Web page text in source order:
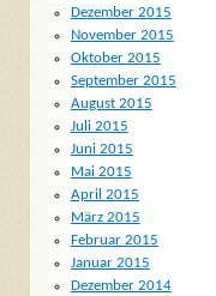
Dezember 2015
November 2015
Oktober 2015
September 2015
August 2015
Juli 2015
Juni 2015
Mai 2015
April 2015
März 2015
Februar 2015
Januar 2015
Dezember 2014